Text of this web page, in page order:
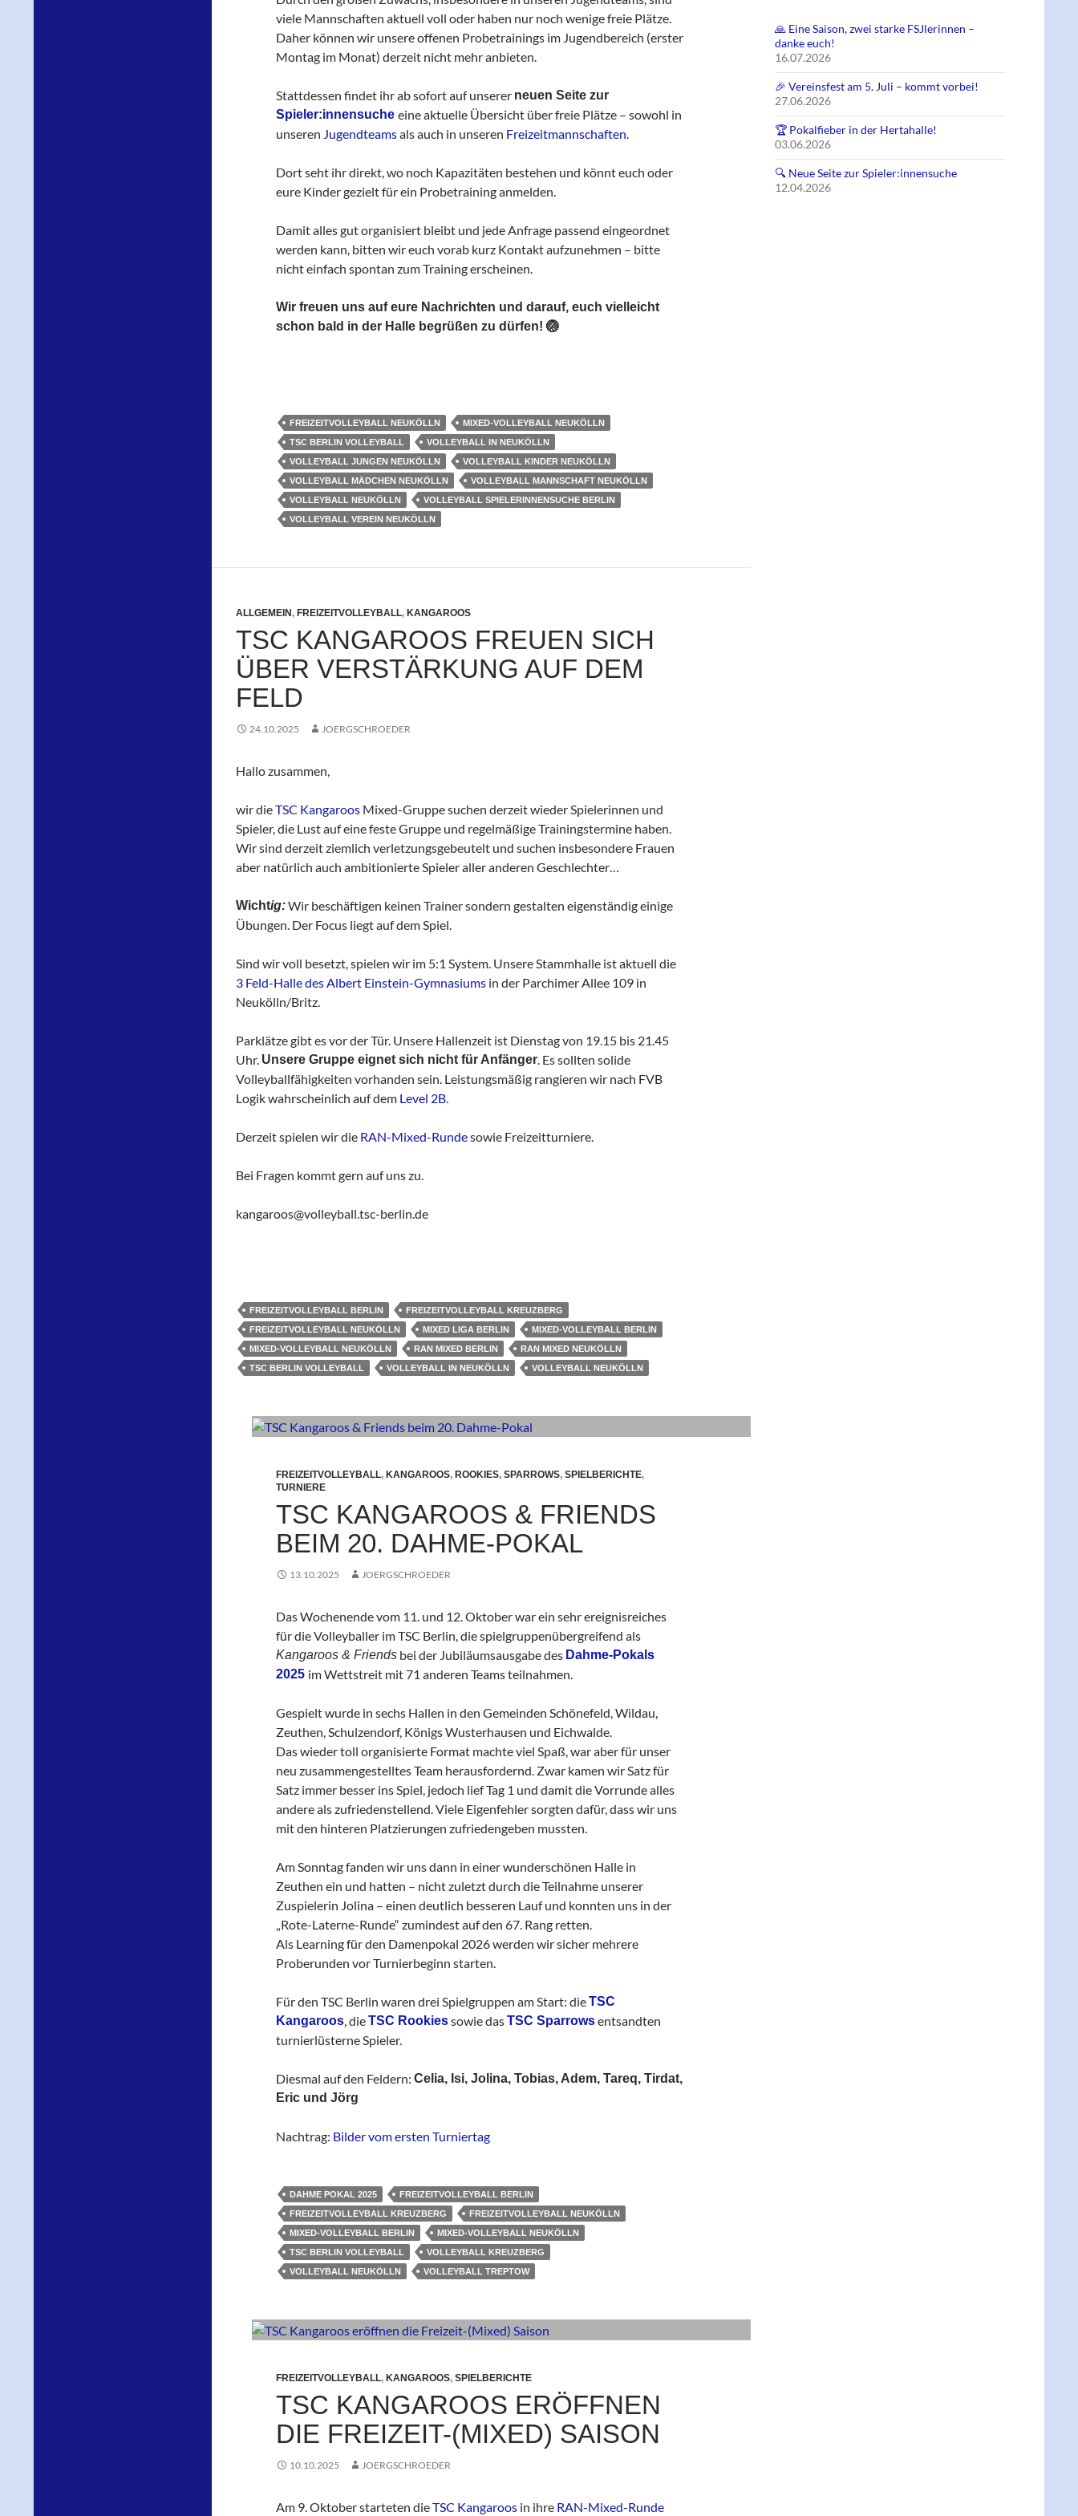
viele Mannschaften aktuell voll oder haben nur noch wenige freie Plätze.
Daher können wir unsere offenen Probetrainings im Jugendbereich (erster
Montag im Monat) derzeit nicht mehr anbieten.
Stattdessen findet ihr ab sofort auf unserer neuen Seite zur
Spieler:innensuche eine aktuelle Übersicht über freie Plätze – sowohl in
unseren Jugendteamsals auch in unseren Freizeitmannschaften.
Dort seht ihr direkt, wo noch Kapazitäten bestehen und könnt euch oder
eure Kinder gezielt für ein Probetraining anmelden.
Damit alles gut organisiert bleibt und jede Anfrage passend eingeordnet
werden kann, bitten wir euch vorab kurz Kontakt aufzunehmen – bitte
nicht einfach spontan zum Training erscheinen.
Wir freuen uns auf eure Nachrichten und darauf, euch vielleicht
schon bald in der Halle begrüßen zu dürfen! 🏐
FREIZEITVOLLEYBALL NEUKÖLLN
MIXED-VOLLEYBALL NEUKÖLLN
TSC BERLIN VOLLEYBALL
VOLLEYBALL IN NEUKÖLLN
VOLLEYBALL JUNGEN NEUKÖLLN
VOLLEYBALL KINDER NEUKÖLLN
VOLLEYBALL MÄDCHEN NEUKÖLLN
VOLLEYBALL MANNSCHAFT NEUKÖLLN
VOLLEYBALL NEUKÖLLN
VOLLEYBALL SPIELERINNENSUCHE BERLIN
VOLLEYBALL VEREIN NEUKÖLLN
ALLGEMEIN , FREIZEITVOLLEYBALL, KANGAROOS
TSC KANGAROOS FREUEN SICH
ÜBER VERSTÄRKUNG AUF DEM
FELD
24.10.2025 JOERGSCHROEDER
Hallo zusammen,
wir dieTSC Kangaroos Mixed-Gruppe suchen derzeit wieder Spielerinnen und
Spieler, die Lust auf eine feste Gruppe und regelmäßige Trainingstermine haben.
Wir sind derzeit ziemlich verletzungsgebeutelt und suchen insbesondere Frauen
aber natürlich auch ambitionierte Spieler aller anderen Geschlechter…
Wichtig:Wir beschäftigen keinen Trainer sondern gestalten eigenständig einige
Übungen. Der Focus liegt auf dem Spiel.
Sind wir voll besetzt, spielen wir im 5:1 System. Unsere Stammhalle ist aktuell die
3 Feld-Halle des Albert Einstein-Gymnasiums in der Parchimer Allee 109 in
Neukölln/Britz.
Parklätze gibt es vor der Tür. Unsere Hallenzeit ist Dienstag von 19.15 bis 21.45
Uhr. Unsere Gruppe eignet sich nicht für Anfänger. Es sollten solide
Volleyballfähigkeiten vorhanden sein. Leistungsmäßig rangieren wir nach FVB
Logik wahrscheinlich auf dem Level 2B.
Derzeit spielen wir die RAN-Mixed-Rundesowie Freizeitturniere.
Bei Fragen kommt gern auf uns zu.
kangaroos@volleyball.tsc-berlin.de
FREIZEITVOLLEYBALL BERLIN
FREIZEITVOLLEYBALL KREUZBERG
FREIZEITVOLLEYBALL NEUKÖLLN
MIXED LIGA BERLIN
MIXED-VOLLEYBALL BERLIN
MIXED-VOLLEYBALL NEUKÖLLN
RAN MIXED BERLIN
RAN MIXED NEUKÖLLN
TSC BERLIN VOLLEYBALL
VOLLEYBALL IN NEUKÖLLN VOLLEYBALL NEUKÖLLN
FREIZEITVOLLEYBALL, KANGAROOS, ROOKIES, SPARROWS, SPIELBERICHTE,
TURNIERE
TSC KANGAROOS & FRIENDS
BEIM 20. DAHME-POKAL
13.10.2025 JOERGSCHROEDER
Das Wochenende vom 11. und 12. Oktober war ein sehr ereignisreiches
für die Volleyballer im TSC Berlin, die spielgruppenübergreifend als
Kangaroos & Friends bei der Jubiläumsausgabe des Dahme-Pokals
2025 im Wettstreit mit 71 anderen Teams teilnahmen.
Gespielt wurde in sechs Hallen in den Gemeinden Schönefeld, Wildau,
Zeuthen, Schulzendorf, Königs Wusterhausen und Eichwalde.
Das wieder toll organisierte Format machte viel Spaß, war aber für unser
neu zusammengestelltes Team herausfordernd. Zwar kamen wir Satz für
Satz immer besser ins Spiel, jedoch lief Tag 1 und damit die Vorrunde alles
andere als zufriedenstellend. Viele Eigenfehler sorgten dafür, dass wir uns
mit den hinteren Platzierungen zufriedengeben mussten.
Am Sonntag fanden wir uns dann in einer wunderschönen Halle in
Zeuthen ein und hatten – nicht zuletzt durch die Teilnahme unserer
Zuspielerin Jolina – einen deutlich besseren Lauf und konnten uns in der
„Rote-Laterne-Runde“ zumindest auf den 67. Rang retten.
Als Learning für den Damenpokal 2026 werden wir sicher mehrere
Proberunden vor Turnierbeginn starten.
Für den TSC Berlin waren drei Spielgruppen am Start: dieTSC
Kangaroos, dieTSC Rookiessowie dasTSC Sparrowsentsandten
turnierlüsterne Spieler.
Diesmal auf den Feldern: Celia, Isi, Jolina, Tobias, Adem, Tareq, Tirdat,
Eric und Jörg
Nachtrag: Bilder vom ersten Turniertag
DAHME POKAL 2025
FREIZEITVOLLEYBALL BERLIN
FREIZEITVOLLEYBALL KREUZBERG
FREIZEITVOLLEYBALL NEUKÖLLN
MIXED-VOLLEYBALL BERLIN
MIXED-VOLLEYBALL NEUKÖLLN
TSC BERLIN VOLLEYBALL
VOLLEYBALL KREUZBERG
VOLLEYBALL NEUKÖLLN
VOLLEYBALL TREPTOW
FREIZEITVOLLEYBALL, KANGAROOS, SPIELBERICHTE
TSC KANGAROOS ERÖFFNEN
DIE FREIZEIT-(MIXED) SAISON
10.10.2025 JOERGSCHROEDER
Am 9. Oktober starteten dieTSC Kangaroos in ihre RAN-Mixed-Runde
🙏 Eine Saison, zwei starke FSJlerinnen –
danke euch!
16.07.2026
🎉 Vereinsfest am 5. Juli – kommt vorbei!
27.06.2026
🏆 Pokalfieber in der Hertahalle!
03.06.2026
🔍 Neue Seite zur Spieler:innensuche
12.04.2026